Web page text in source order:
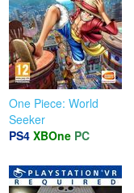
One Piece: World
Seeker
PS4 XBOne PC